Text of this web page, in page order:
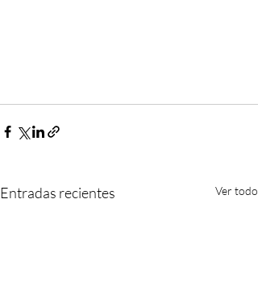
Entradas recientes Ver todo